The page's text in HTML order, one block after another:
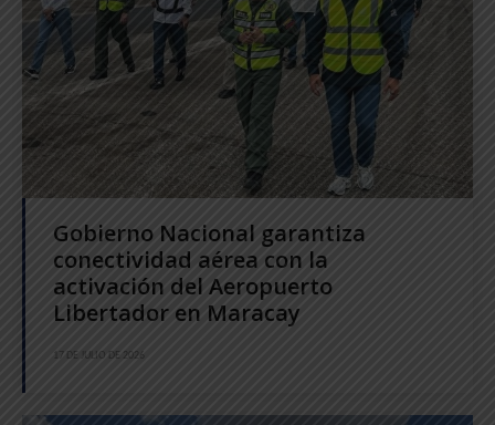
Gobierno Nacional garantiza
conectividad aérea con la
activación del Aeropuerto
Libertador en Maracay
17 DE JULIO DE 2026